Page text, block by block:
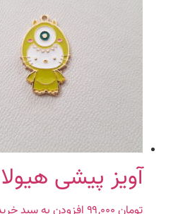
آویز پیشی هیولا